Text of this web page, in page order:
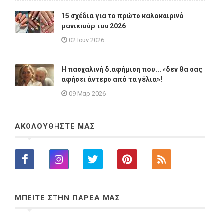
15 σχέδια για το πρώτο καλοκαιρινό
μανικιούρ του 2026
02 Ιουν 2026
Η πασχαλινή διαφήμιση που... «δεν θα σας
αφήσει άντερο από τα γέλια»!
09 Μαρ 2026
ΑΚΟΛΟΥΘΗΣΤΕ ΜΑΣ
ΜΠΕΙΤΕ ΣΤΗΝ ΠΑΡΕΑ ΜΑΣ